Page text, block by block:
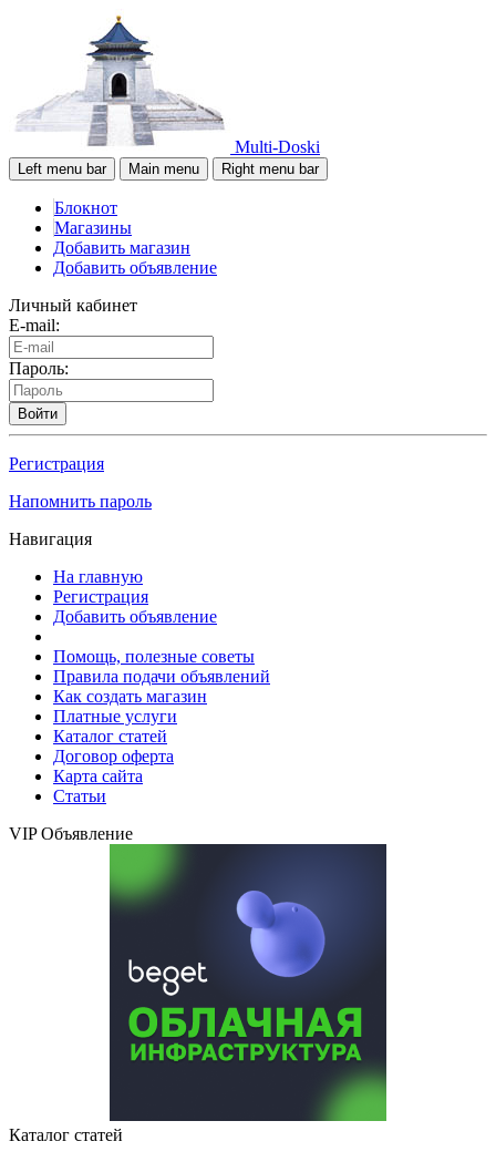
Multi-Doski
Left menu bar Main menu Right menu bar
Блокнот
Магазины
Добавить магазин
Добавить объявление
Личный кабинет
E-mail:
Пароль:
Войти
Регистрация
Напомнить пароль
Навигация
На главную
Регистрация
Добавить объявление
Помощь, полезные советы
Правила подачи объявлений
Как создать магазин
Платные услуги
Каталог статей
Договор оферта
Карта сайта
Статьи
VIP Объявление
Каталог статей